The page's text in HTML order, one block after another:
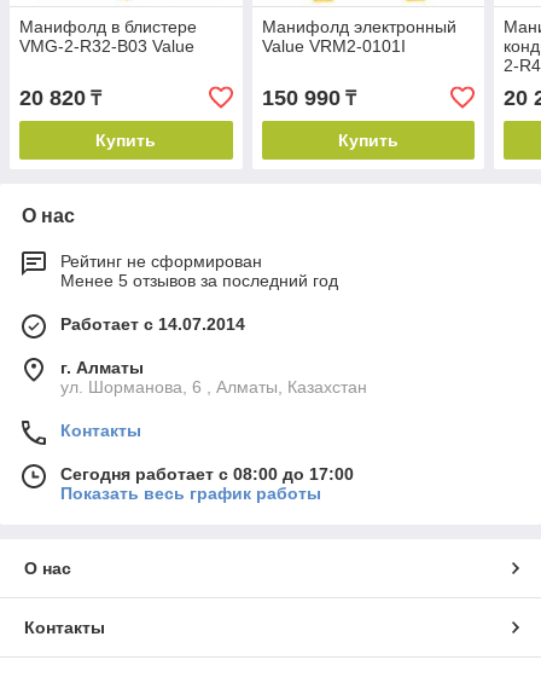
Манифолд в блистере
VMG-2-R32-B03 Value
20 820 ₸
Купить
Манифолд электронный
Value VRM2-0101I
150 990₸
Купить
2-
20
О нас
Рейтинг не сформирован
Менее 5 отзывов за последний год
Работает с 14.07.2014
г. Алматы
ул. Шорманова, 6 , Алматы, Казахстан
Контакты
Сегодня работает с 08:00 до 17:00
Показать весь график работы
О нас
Контакты